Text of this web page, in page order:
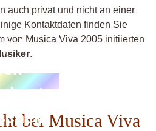
auch privat und nicht an einer
Kontaktdaten finden Sie
von Musica Viva 2005 initiierten
.
&
bei Musica Viva